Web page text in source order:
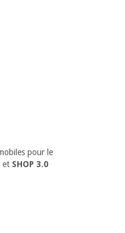
pour le
et SHOP 3.0